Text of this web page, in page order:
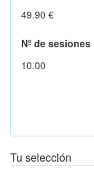
49.90 €
Nº de sesiones
10.00
Tu selección